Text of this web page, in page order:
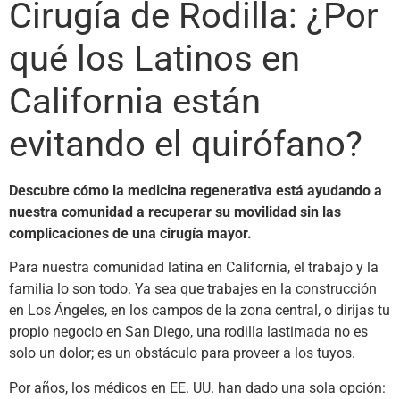
Cirugía de Rodilla: ¿Por
qué los Latinos en
California están
evitando el quirófano?
Descubre cómo la medicina regenerativa está ayudando a
nuestra comunidad a recuperar su movilidad sin las
complicaciones de una cirugía mayor.
Para nuestra comunidad latina en California, el trabajo y la
familia lo son todo. Ya sea que trabajes en la construcción
en Los Ángeles, en los campos de la zona central, o dirijas tu
propio negocio en San Diego, una rodilla lastimada no es
solo un dolor; es un obstáculo para proveer a los tuyos.
Por años, los médicos en EE. UU. han dado una sola opción: